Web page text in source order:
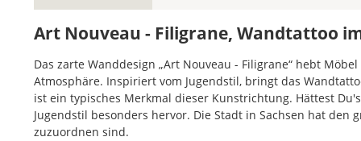
Art Nouveau - Filigrane, Wandtattoo
Das zarte Wanddesign „Art Nouveau - Filigrane“ hebt
Atmosphäre. Inspiriert vom Jugendstil, bringt das
ist ein typisches Merkmal dieser Kunstrichtung. Hättest
Jugendstil besonders hervor. Die Stadt in Sachsen hat
zuzuordnen sind.